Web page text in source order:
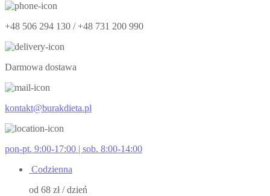
+48 506 294 130 / +48 731 200 990
Darmowa dostawa
kontakt@burakdieta.pl
pon-pt. 9:00-17:00 | sob. 8:00-14:00
Codzienna
od 68 zł/ dzień